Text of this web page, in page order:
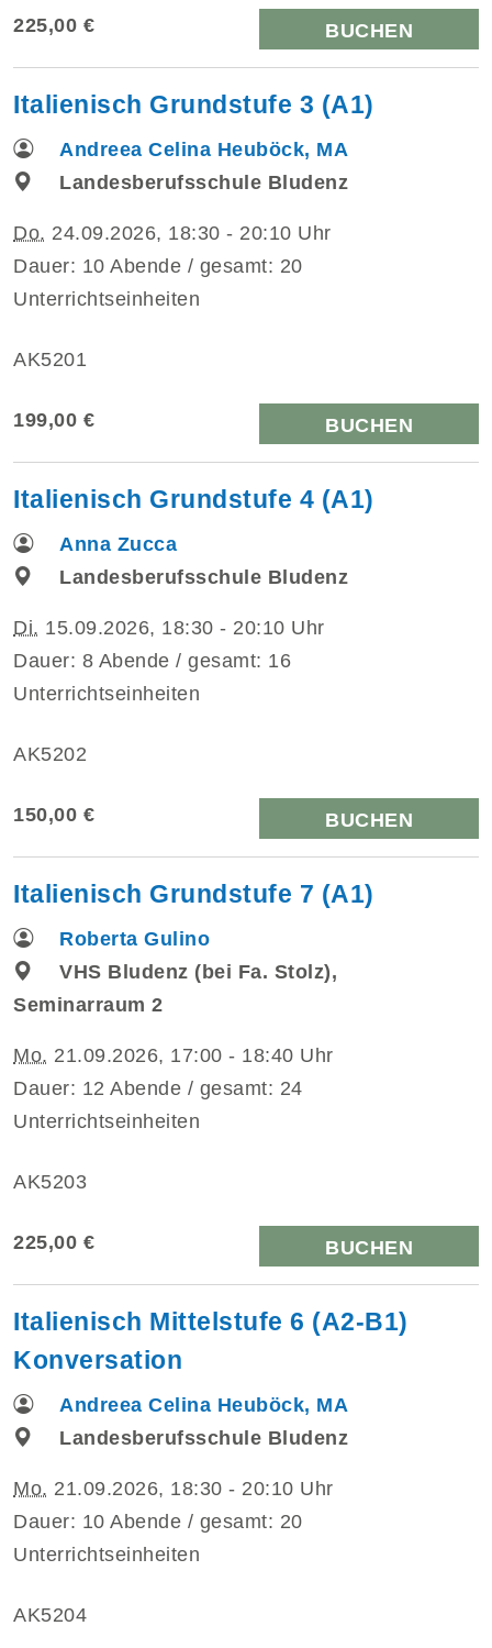
225,00 € BUCHEN
Italienisch Grundstufe 3 (A1)
Andreea Celina Heuböck, MA
Landesberufsschule Bludenz
Do. 24.09.2026, 18:30 - 20:10 Uhr
Dauer: 10 Abende / gesamt: 20
Unterrichtseinheiten
AK5201
199,00 € BUCHEN
Italienisch Grundstufe 4 (A1)
Anna Zucca
Landesberufsschule Bludenz
Di. 15.09.2026, 18:30 - 20:10 Uhr
Dauer: 8 Abende / gesamt: 16
Unterrichtseinheiten
AK5202
150,00 € BUCHEN
Italienisch Grundstufe 7 (A1)
Roberta Gulino
VHS Bludenz (bei Fa. Stolz),
Seminarraum 2
Mo. 21.09.2026, 17:00 - 18:40 Uhr
Dauer: 12 Abende / gesamt: 24
Unterrichtseinheiten
AK5203
225,00 € BUCHEN
Italienisch Mittelstufe 6 (A2-B1)
Konversation
Andreea Celina Heuböck, MA
Landesberufsschule Bludenz
Mo. 21.09.2026, 18:30 - 20:10 Uhr
Dauer: 10 Abende / gesamt: 20
Unterrichtseinheiten
AK5204